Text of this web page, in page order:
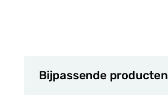
Bijpassende producten